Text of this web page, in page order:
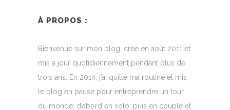
À PROPOS :
Bienvenue sur mon blog, créé en août 2011 et
mis à jour quotidiennement pendant plus de
trois ans. En 2014, j’ai quitté ma routine et mis
le blog en pause pour entreprendre un tour
du monde, d’abord en solo, puis en couple et